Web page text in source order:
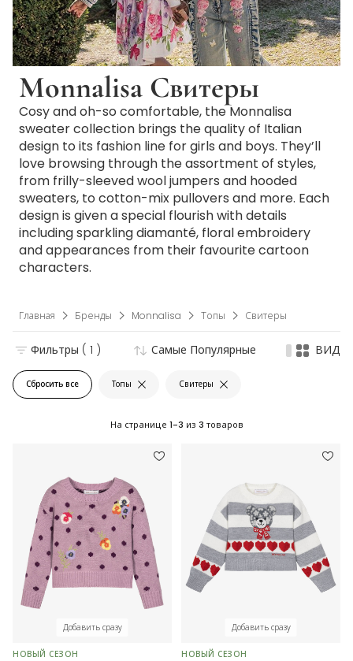
Monnalisa Свитеры
Cosy and oh-so comfortable, the Monnalisa
sweater collection brings the quality of Italian
design to its fashion line for girls and boys. They’ll
love browsing through the assortment of styles,
from frilly-sleeved wool jumpers and hooded
sweaters, to cotton-mix pullovers and more. Each
design is given a special flourish with details
including sparkling diamanté, floral embroidery
and appearances from their favourite cartoon
characters.
Главная Бренды Monnalisa Топы Свитеры
Сбросить все Топы Свитеры
Фильтры ( 1 ) Самые Популярные ВИД
На странице 1-3 из 3 товаров
Добавить сразу
НОВЫЙ СЕЗОН
Добавить сразу
НОВЫЙ СЕЗОН